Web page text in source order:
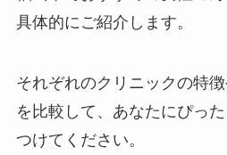
具体的にご紹介します。
それぞれのクリニックの特
を比較して、あなたにぴっ
つけてください。